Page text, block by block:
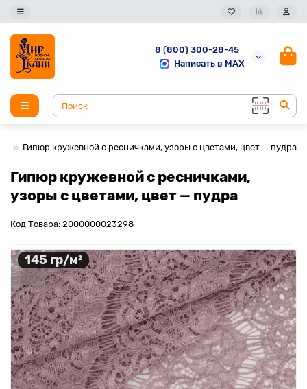
8 (800) 300-28-45
Написать в MAX
Гипюр кружевной с ресничками, узоры с цветами, цвет — пудра
Гипюр кружевной с ресничками,
узоры с цветами, цвет — пудра
Код Товара: 2000000023298
145 гр/м²